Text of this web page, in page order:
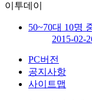
이투데이
50~70대 10명
2015-02-
PC버전
공지사항
사이트맵